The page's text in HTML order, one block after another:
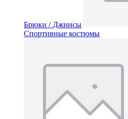
Брюки / Джинсы
Спортивные костюмы